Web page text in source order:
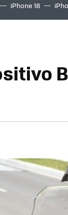
iPhone 18